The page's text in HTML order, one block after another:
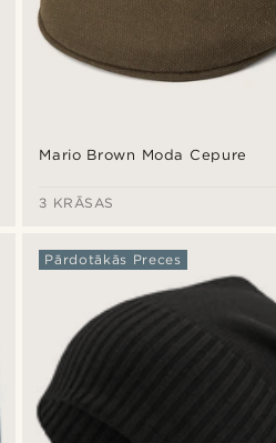
Mario Brown Moda Cepure
3 KRĀSAS
Pārdotākās Preces